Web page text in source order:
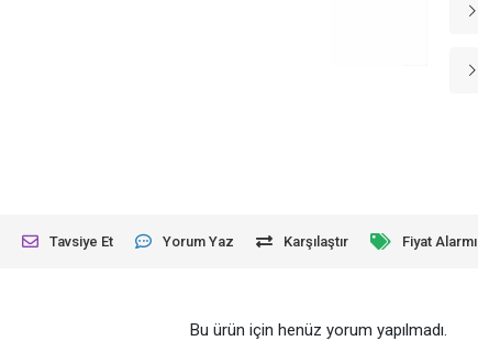
Tavsiye Et Yorum Yaz Karşılaştır Fiyat Alarmı
Bu ürün için henüz yorum yapılmadı.